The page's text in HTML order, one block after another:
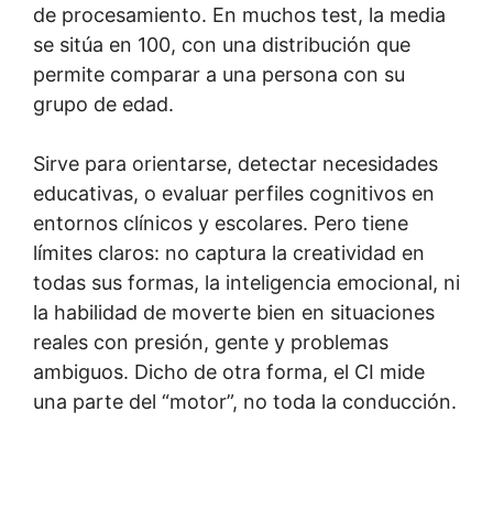
de procesamiento. En muchos test, la media
se sitúa en 100, con una distribución que
permite comparar a una persona con su
grupo de edad.
Sirve para orientarse, detectar necesidades
educativas, o evaluar perfiles cognitivos en
entornos clínicos y escolares. Pero tiene
límites claros: no captura la creatividad en
todas sus formas, la inteligencia emocional, ni
la habilidad de moverte bien en situaciones
reales con presión, gente y problemas
ambiguos. Dicho de otra forma, el CI mide
una parte del “motor”, no toda la conducción.